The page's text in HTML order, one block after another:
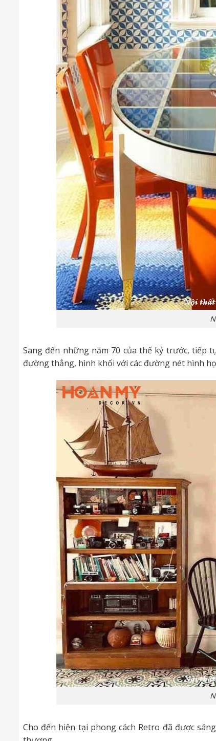
Sang đến những năm 70 của thế kỷ trước, tiếp
đường thẳng, hình khối với các đường nét hình
Cho đến hiện tại phong cách Retro đã được